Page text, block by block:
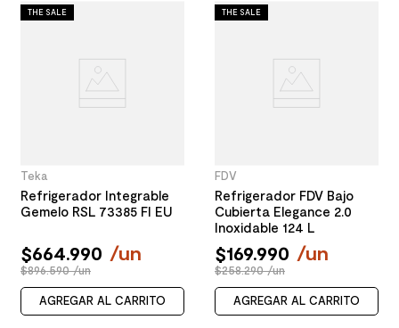
THE SALE
Teka
Refrigerador Integrable
Gemelo RSL 73385 FI EU
$664.990 /un
$896.590 /un
AGREGAR AL CARRITO
THE SALE
FDV
Refrigerador FDV Bajo
Cubierta Elegance 2.0
Inoxidable 124 L
$169.990 /un
$258.290 /un
AGREGAR AL CARRITO